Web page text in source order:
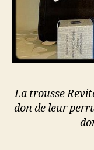
La trousse
don de leur